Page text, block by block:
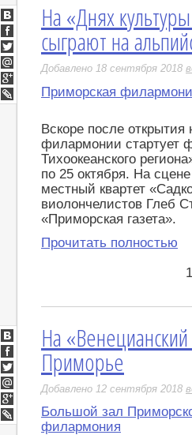
На «Днях
сыграют на
Добавлено 18 сентября 2018
Приморская
Вскоре после открытия
филармонии стартует
Тихоокеанского
по 25 октября. На
местный квартет
виолончелистов Глеб
«Приморская газета».
Прочитать полностью
ВКонтакте
Facebook
Twitter
Мой
Мир
Google+
LiveJournal
На
Приморье
Добавлено 12 сентября 2018
Большой зал
филармония
ВКонтакте
Facebook
Twitter
Мой
Мир
Google+
LiveJournal